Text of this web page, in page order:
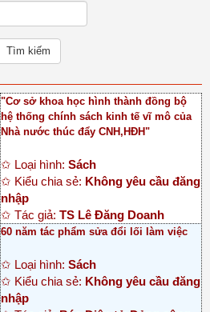
"Cơ sở khoa học hình thành đồng bộ
hệ thống chính sách kinh tế vĩ mô của
Nhà nước thúc đẩy CNH,HĐH"
✩ Loại hình: Sách
✩ Kiểu chia sẻ: Không yêu cầu đăng
nhập
✩ Tác giả: TS Lê Đăng Doanh
60 năm tác phẩm sửa đổi lối làm việc
✩ Loại hình: Sách
✩ Kiểu chia sẻ: Không yêu cầu đăng
nhập